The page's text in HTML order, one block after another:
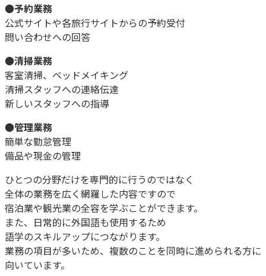
●予約業務
公式サイトや各旅行サイトからの予約受付
問い合わせへの回答
●清掃業務
客室清掃、ベッドメイキング
清掃スタッフへの連絡伝達
新しいスタッフへの指導
●管理業務
簡単な勤怠管理
備品や現金の管理
ひとつの分野だけを専門的に行うのではなく
全体の業務を広く網羅した内容ですので
宿泊業や観光業の全容を学ぶことができます。
また、日常的に外国語も使用するため
語学のスキルアップにつながります。
業務の項目が多いため、複数のことを同時に進められる方に
向いています。